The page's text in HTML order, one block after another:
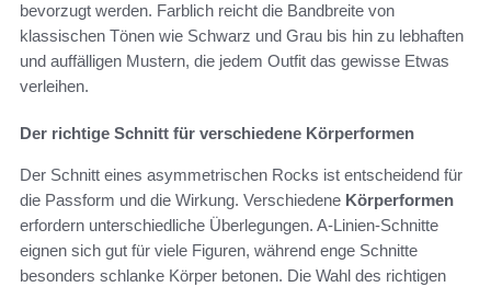
bevorzugt werden. Farblich reicht die Bandbreite von
klassischen Tönen wie Schwarz und Grau bis hin zu lebhaften
und auffälligen Mustern, die jedem Outfit das gewisse Etwas
verleihen.
Der richtige Schnitt für verschiedene Körperformen
Der Schnitt eines asymmetrischen Rocks ist entscheidend für
die Passform und die Wirkung. Verschiedene Körperformen
erfordern unterschiedliche Überlegungen. A-Linien-Schnitte
eignen sich gut für viele Figuren, während enge Schnitte
besonders schlanke Körper betonen. Die Wahl des richtigen